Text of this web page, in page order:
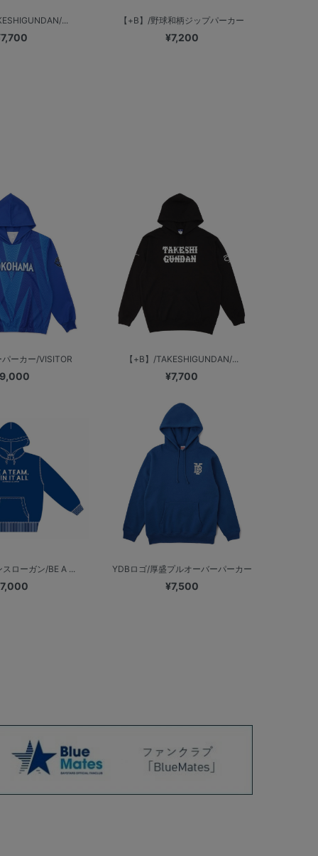
... 【+B】/野球和柄ジップパーカー
¥7,200
ーカー/VISITOR 【+B】/TAKESHIGUNDAN/...
¥7,700
ローガン/BE A ... YDBロゴ/厚盛プルオーバーパーカー
¥7,500